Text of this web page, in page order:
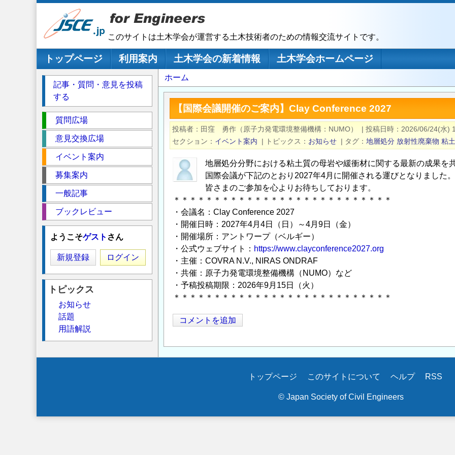
このサイトは土木学会が運営する土木技術者のための情報交流サイトです。
メインナビゲーション
トップページ 利用案内 土木学会の新着情報
土木学会ホームページ
パ
ン
ず
ホーム
【国際会議開催のご案内】Clay Conference 2027
投稿者 田窪 勇作（原子力発電環境整備機構：NUMO） | 投稿日時
2026/06/24(水)
セクション
イベント案内 | トピックス お知らせ | タグ 地層処分 放射性廃棄物 粘
地層処分分野における粘土質の母岩や緩衝材に関する最新の成果を
国際会議が下記のとおり2027年4月に開催される運びとなりました。
皆さまのご参加を心よりお待ちしております。
＊＊＊＊＊＊＊＊＊＊＊＊＊＊＊＊＊＊＊＊＊＊＊＊＊＊＊
・会議名：Clay Conference 2027
・開催日時：2027年4月4日（日）～4月9日（金）
・開催場所：アントワープ（ベルギー）
・公式ウェブサイト： https://www.clayconference2027.org
・主催：COVRA N.V., NIRAS ONDRAF
・共催：原子力発電環境整備機構（NUMO）など
・予稿投稿期限：2026年9月15日（火）
＊＊＊＊＊＊＊＊＊＊＊＊＊＊＊＊＊＊＊＊＊＊＊＊＊＊＊
コメントを追加
記事・質問・意見を投稿
する
ク
シ
質問広場
意見交換広場
イベント案内
募集案内
一般記事
ブックレビュー
ようこそゲスト さん
新規登録 ログイン
トピックス
お知らせ
話題
用語解説
トップページ このサイトについて ヘルプ RSS
© Japan Society of Civil Engineers